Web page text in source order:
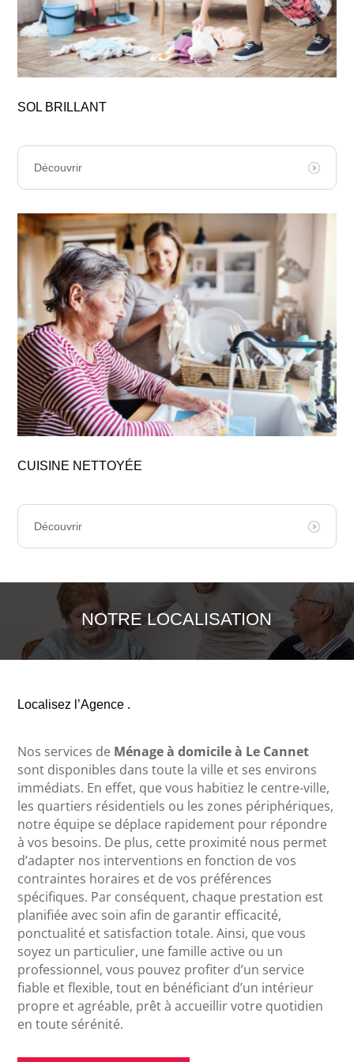
SOL BRILLANT
Découvrir
CUISINE NETTOYÉE
Découvrir
NOTRE LOCALISATION
Localisez l’Agence .
Nos services de Ménage à domicile à Le Cannet
sont disponibles dans toute la ville et ses environs
immédiats. En effet, que vous habitiez le centre-ville,
les quartiers résidentiels ou les zones périphériques,
notre équipe se déplace rapidement pour répondre
à vos besoins. De plus, cette proximité nous permet
d’adapter nos interventions en fonction de vos
contraintes horaires et de vos préférences
spécifiques. Par conséquent, chaque prestation est
planifiée avec soin afin de garantir efficacité,
ponctualité et satisfaction totale. Ainsi, que vous
soyez un particulier, une famille active ou un
professionnel, vous pouvez profiter d’un service
fiable et flexible, tout en bénéficiant d’un intérieur
propre et agréable, prêt à accueillir votre quotidien
en toute sérénité.